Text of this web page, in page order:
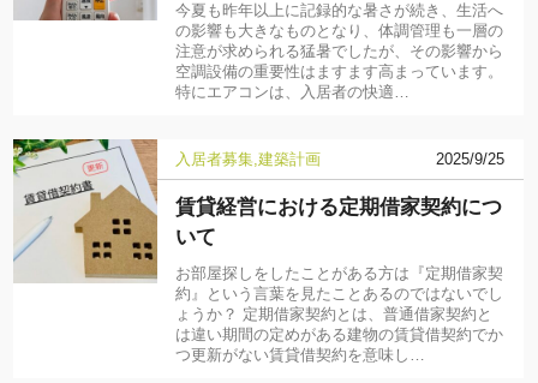
今夏も昨年以上に記録的な暑さが続き、生活へ
の影響も大きなものとなり、体調管理も一層の
注意が求められる猛暑でしたが、その影響から
空調設備の重要性はますます高まっています。
特にエアコンは、入居者の快適…
入居者募集 建築計画 2025/9/25
賃貸経営における定期借家契約につ
いて
お部屋探しをしたことがある方は『定期借家契
約』という言葉を見たことあるのではないでし
ょうか？ 定期借家契約とは、普通借家契約と
は違い期間の定めがある建物の賃貸借契約でか
つ更新がない賃貸借契約を意味し…